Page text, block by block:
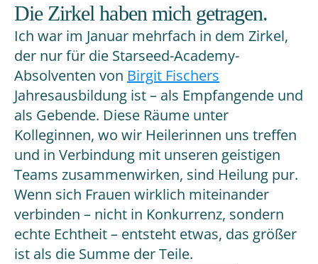
Die Zirkel haben mich getragen.
Ich war im Januar mehrfach in dem Zirkel,
der nur für die Starseed-Academy-
Absolventen von Birgit Fischers
Jahresausbildung ist – als Empfangende und
als Gebende. Diese Räume unter
Kolleginnen, wo wir Heilerinnen uns treffen
und in Verbindung mit unseren geistigen
Teams zusammenwirken, sind Heilung pur.
Wenn sich Frauen wirklich miteinander
verbinden – nicht in Konkurrenz, sondern
echte Echtheit – entsteht etwas, das größer
ist als die Summe der Teile.